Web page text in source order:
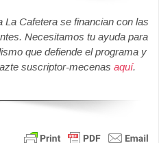
Cafetera se financian con las
Necesitamos tu ayuda para
que defiende el programa y
suscriptor-mecenas aquí.